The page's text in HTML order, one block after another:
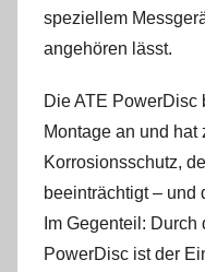
speziellem
angehören lässt.
Die ATE PowerDisc
Montage an und
Korrosionsschutz,
beeinträchtigt – und
Im Gegenteil:
PowerDisc ist der